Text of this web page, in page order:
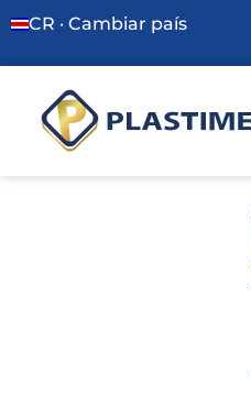
CR · Cambiar país